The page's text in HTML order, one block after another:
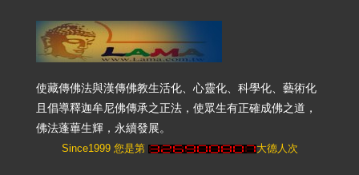
使藏傳佛法與漢傳佛教生活化、心靈化、科學化、藝術化
且倡導釋迦牟尼佛傳承之正法，使眾生有正確成佛之道，
佛法蓬蓽生輝，永續發展。
Since1999 您是第 大德人次